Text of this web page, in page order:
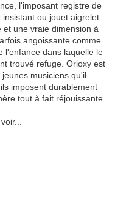
l'imposant registre de
ou jouet aigrelet.
une vraie dimension à
angoissante comme
l'enfance dans laquelle le
trouvé refuge. Orioxy est
musiciens qu'il
imposent durablement
tout à fait réjouissante